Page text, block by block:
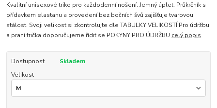
Kvalitní unisexové triko pro každodenní nošení. Jemný úplet. Průkrčník s
přídavkem elastanu a provedení bez bočních švů zajišťuje tvarovou
stálost. Svoji velikost si zkontrolujte dle TABULKY VELIKOSTÍ Pro údržbu
a praní trička doporučujeme řídit se POKYNY PRO ÚDRŽBU celý popis
Dostupnost
Skladem
Velikost